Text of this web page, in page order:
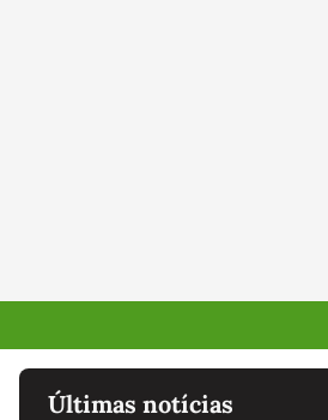
Últimas notícias